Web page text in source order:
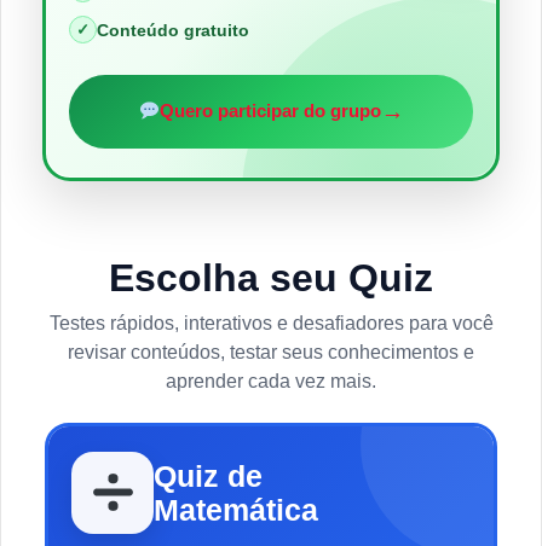
✓ Conteúdo gratuito
Quero participar do grupo→
Escolha seu Quiz
Testes rápidos, interativos e desafiadores para você
revisar conteúdos, testar seus conhecimentos e
aprender cada vez mais.
Quiz de
Matemática